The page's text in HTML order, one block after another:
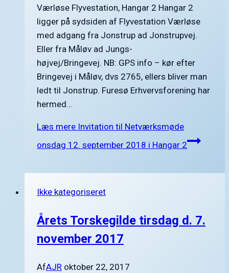
Værløse Flyvestation, Hangar 2 Hangar 2
ligger på sydsiden af Flyvestation Værløse
med adgang fra Jonstrup ad Jonstrupvej.
Eller fra Måløv ad Jungs­
højvej/Bringevej. NB: GPS info – kør efter
Bringevej i Måløv, dvs 2765, ellers bliver man
ledt til Jonstrup. Furesø Erhvervsforening har
hermed…
Læs mere Invitation til Netværksmøde
onsdag 12. september 2018 i Hangar 2
Ikke kategoriseret
Årets Torskegilde tirsdag d. 7.
november 2017
AfAJR oktober 22, 2017